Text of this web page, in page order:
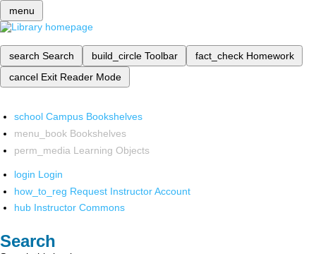
menu
search Search build_circle Toolbar fact_check Homework
cancel Exit Reader Mode
school Campus Bookshelves
menu_book Bookshelves
perm_media Learning Objects
login Login
how_to_reg Request Instructor Account
hub Instructor Commons
Search